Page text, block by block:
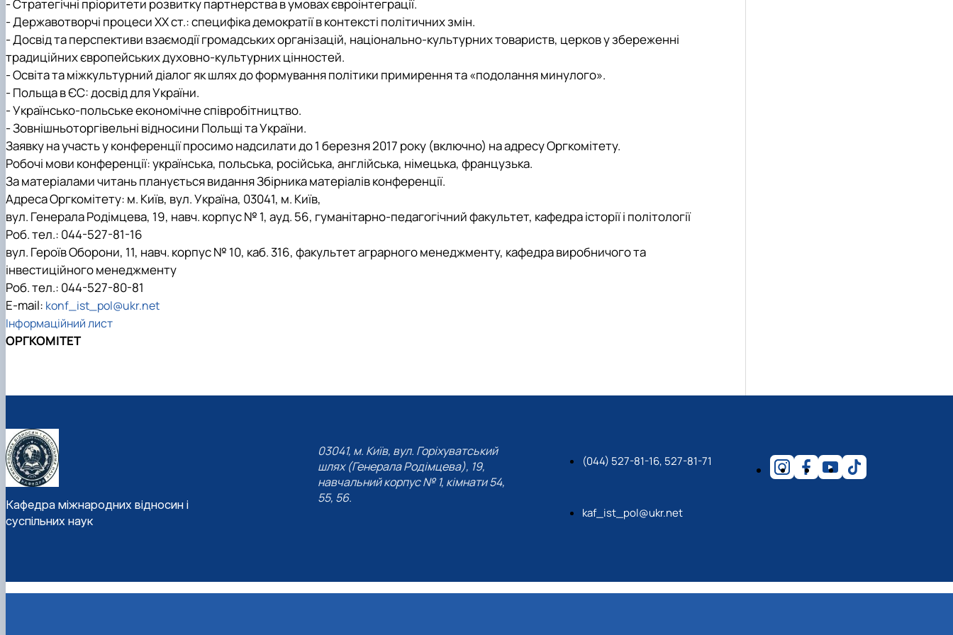
-Стратегічні пріоритети розвитку партнерства в умовах євроінтеграції.
-Державотворчі процеси ХХ ст.: специфіка демократії в контексті політичних змін.
-Досвід та перспективи взаємодії громадських організацій, національно-культурних товариств, церков у збереженні
традиційних європейських духовно-культурних цінностей.
-Освіта та міжкультурний діалог як шлях до формування політики примирення та «подолання минулого».
-Польща в ЄС: досвід для України.
-Українсько-польське економічне співробітництво.
-Зовнішньоторгівельні відносини Польщі та України.
Заявку на участь у конференції просимо надсилати до 1 березня 2017 року (включно) на адресу Оргкомітету.
Робочі мови конференції: українська, польська, російська, англійська, німецька, французька.
За матеріалами читань планується видання Збірника матеріалів конференції.
Адреса Оргкомітету: м. Київ, вул. Україна, 03041, м. Київ,
вул. Генерала Родімцева, 19, навч. корпус № 1, ауд. 56, гуманітарно-педагогічний факультет, кафедра історії і політології
Роб. тел.: 044-527-81-16
вул. Героїв Оборони, 11, навч. корпус № 10, каб. 316, факультет аграрного менеджменту, кафедра виробничого та
інвестиційного менеджменту
Роб. тел.: 044-527-80-81
E-mail: konf_ist_pol@ukr.net
Інформаційний лист
ОРГКОМІТЕТ
Кафедра міжнародних відносин і
суспільних наук
03041, м. Київ, вул. Горіхуватський
шлях (Генерала Родімцева), 19,
навчальний корпус № 1, кімнати 54,
55, 56.
(044) 527-81-16, 527-81-71
kaf_ist_pol@ukr.net